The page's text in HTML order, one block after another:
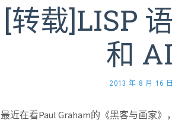
[转载]LISP
和
2013 年 8 月 16 日
最近在看Paul Graham的《黑客与画家